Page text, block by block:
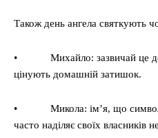
Також день ангела святкують
• Михайло: зазвичай це
цінують домашній затишок.
• Микола: ім’я, що
часто наділяє своїх власників